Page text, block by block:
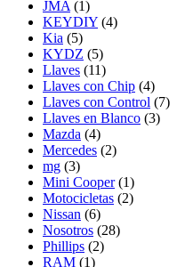
JMA (1)
KEYDIY (4)
Kia (5)
KYDZ (5)
Llaves (11)
Llaves con Chip (4)
Llaves con Control (7)
Llaves en Blanco (3)
Mazda (4)
Mercedes (2)
mg (3)
Mini Cooper (1)
Motocicletas (2)
Nissan (6)
Nosotros (28)
Phillips (2)
RAM (1)